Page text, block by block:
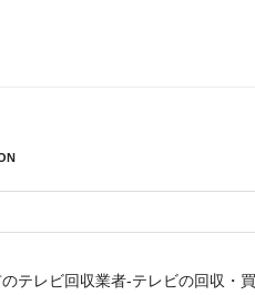
テレビ回収業者-テレビの回収・買